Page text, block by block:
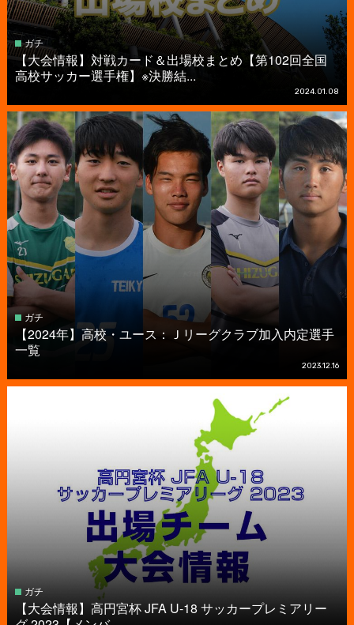
ガチ
【大会情報】対戦カード＆出場校まとめ【第102回全国
高校サッカー選手権】※決勝結...
2024.01.08
ガチ
【2024年】高校・ユース：Ｊリーグクラブ加入内定選手
一覧
2023.12.16
ガチ
【大会情報】高円宮杯 JFA U-18 サッカープレミアリー